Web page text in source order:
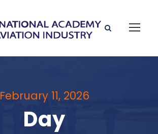
February 11, 2026
Day